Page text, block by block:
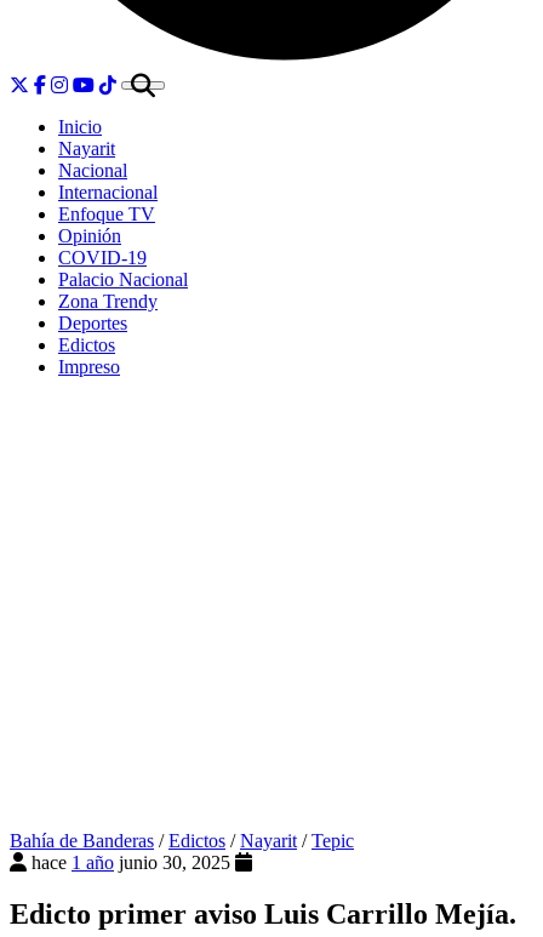
Inicio
Nayarit
Nacional
Internacional
Enfoque TV
Opinión
COVID-19
Palacio Nacional
Zona Trendy
Deportes
Edictos
Impreso
Bahía de Banderas /Edictos /Nayarit/Tepic
hace 1 año junio 30, 2025
Edicto primer aviso Luis Carrillo Mejía.